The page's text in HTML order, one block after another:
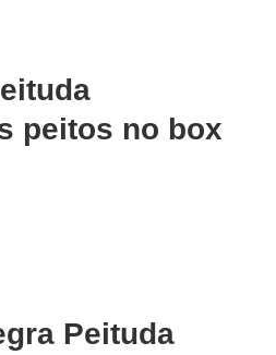
peitos no box
Peituda